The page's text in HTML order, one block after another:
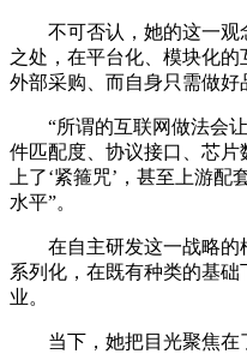
不可否认，她的这一观
之处，在平台化、模块化
外部采购、而自身只需做好
“所谓的互联网做法会让
件匹配度、协议接口、芯
上了‘紧箍咒’，甚至上游
水平”。
在自主研发这一战略的
系列化，在既有种类的基
业。
当下，她把目光聚焦在